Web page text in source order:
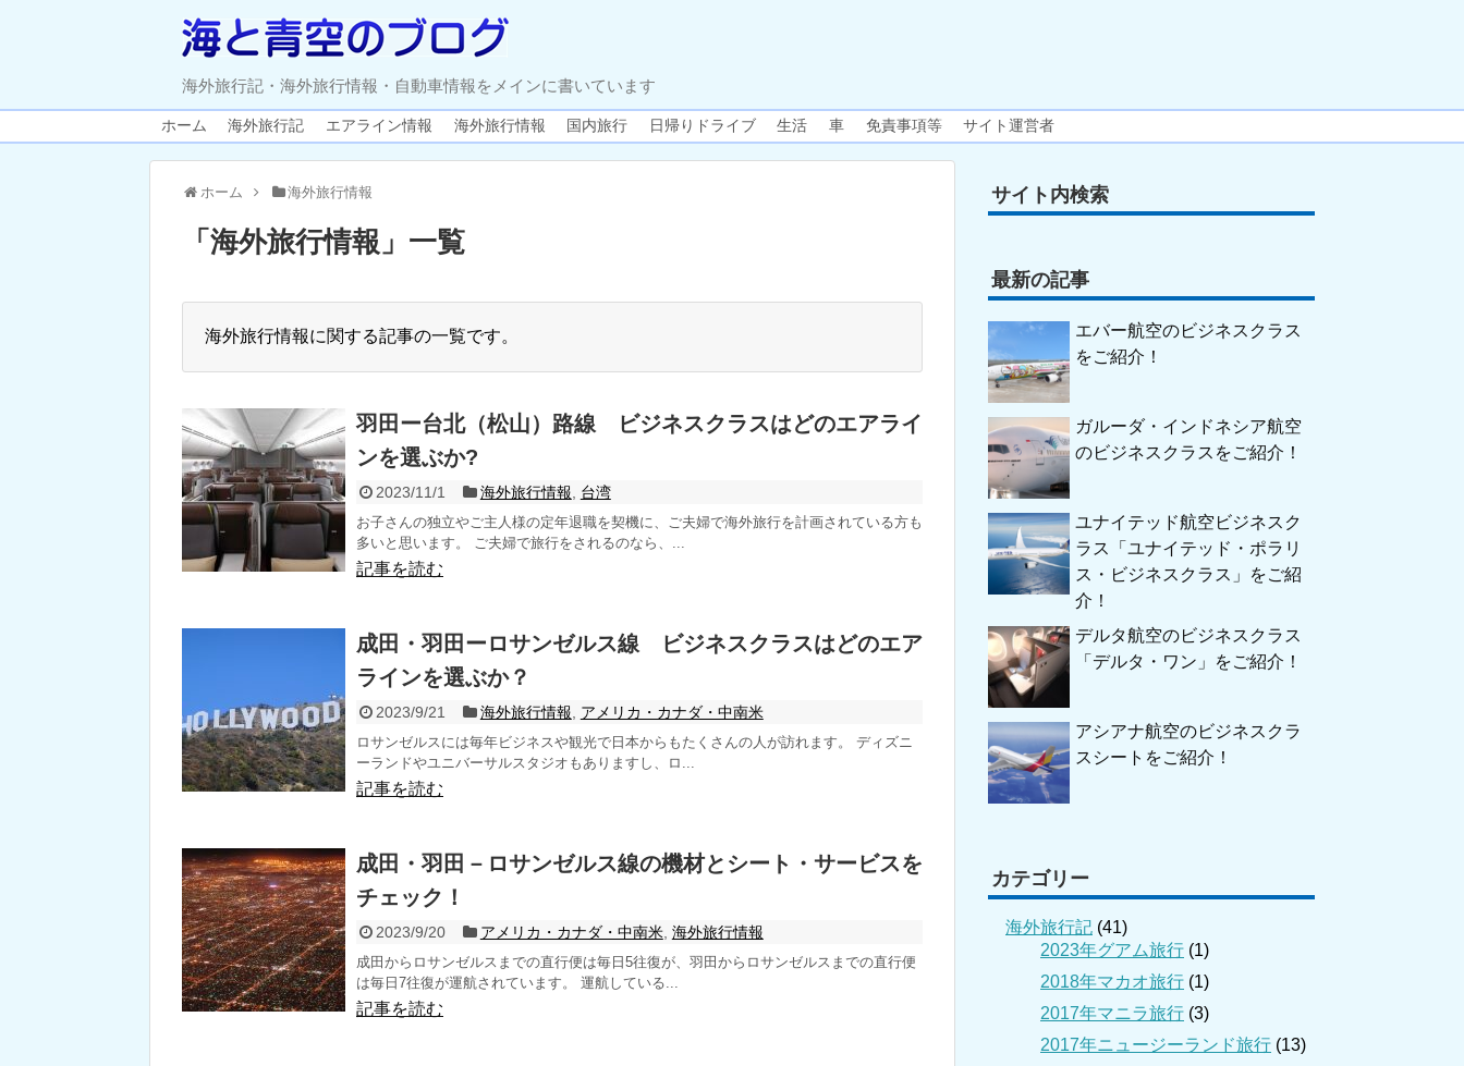
海外旅行記・海外旅行情報・自動車情報をメインに書いています
ホーム 海外旅行記 エアライン情報 海外旅行情報 国内旅行 日帰りドライブ 生活 車 免責事項等 サイト運営者
ホーム 海外旅行情報
「 海外旅行情報 」 一覧
海外旅行情報に関する記事の一覧です。
羽田ー台北（松山）路線 ビジネスクラスはどのエアライ
ンを選ぶか?
2023/11/1 海外旅行情報 台湾
お子さんの独立やご主人様の定年退職を契機に、ご夫婦で海外旅行を計画されている方も
多いと思います。 ご夫婦で旅行をされるのなら、...
記事を読む
成田・羽田ーロサンゼルス線 ビジネスクラスはどのエア
ラインを選ぶか？
2023/9/21 海外旅行情報 アメリカ・カナダ・中南米
ロサンゼルスには毎年ビジネスや観光で日本からもたくさんの人が訪れます。 ディズニ
ーランドやユニバーサルスタジオもありますし、ロ...
記事を読む
成田・羽田－ロサンゼルス線の機材とシート・サービスを
チェック！
2023/9/20 アメリカ・カナダ・中南米, 海外旅行情報
成田からロサンゼルスまでの直行便は毎日5往復が、羽田からロサンゼルスまでの直行便
は毎日7往復が運航されています。 運航している...
記事を読む
サイト内検索
最新の記事
エバー航空のビジネスクラス
をご紹介！
ガルーダ・インドネシア航空
のビジネスクラスをご紹介！
ユナイテッド航空ビジネスク
ラス「ユナイテッド・ポラリ
ス・ビジネスクラス」をご紹
介！
デルタ航空のビジネスクラス
「デルタ・ワン」をご紹介！
アシアナ航空のビジネスクラ
スシートをご紹介！
カテゴリー
海外旅行記 (41)
2023年グアム旅行 (1)
2018年マカオ旅行 (1)
2017年マニラ旅行 (3)
2017年ニュージーランド旅行 (13)